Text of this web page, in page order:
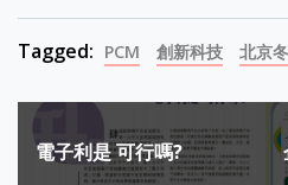
Tagged: PCM 創新科技 北京
Post
navigation
電子利是 可行嗎?